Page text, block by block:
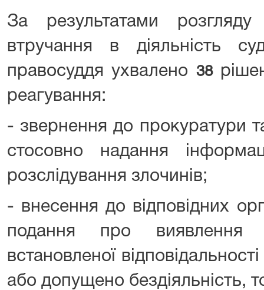
За результатами розгляду
втручання в діяльність
правосуддя ухвалено 38
реагування:
- звернення до прокуратури
стосовно надання
розслідування злочинів;
- внесення до відповідних
подання про виявлення
встановленої
або допущено бездіяльність,